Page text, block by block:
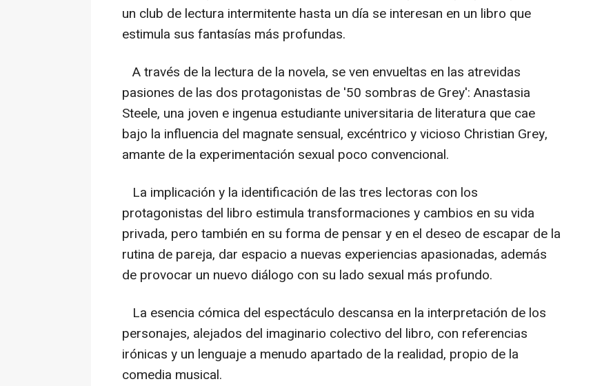
un club de lectura intermitente hasta un día se interesan en un libro que
estimula sus fantasías más profundas.
A través de la lectura de la novela, se ven envueltas en las atrevidas
pasiones de las dos protagonistas de '50 sombras de Grey': Anastasia
Steele, una joven e ingenua estudiante universitaria de literatura que cae
bajo la influencia del magnate sensual, excéntrico y vicioso Christian Grey,
amante de la experimentación sexual poco convencional.
La implicación y la identificación de las tres lectoras con los
protagonistas del libro estimula transformaciones y cambios en su vida
privada, pero también en su forma de pensar y en el deseo de escapar de la
rutina de pareja, dar espacio a nuevas experiencias apasionadas, además
de provocar un nuevo diálogo con su lado sexual más profundo.
La esencia cómica del espectáculo descansa en la interpretación de los
personajes, alejados del imaginario colectivo del libro, con referencias
irónicas y un lenguaje a menudo apartado de la realidad, propio de la
comedia musical.